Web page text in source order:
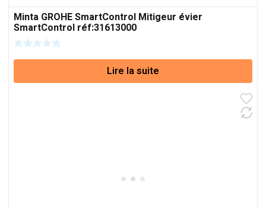
Minta GROHE SmartControl Mitigeur évier
SmartControl réf:31613000
Lire la suite